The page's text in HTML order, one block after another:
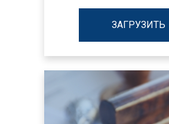
ЗАГРУЗИТЬ